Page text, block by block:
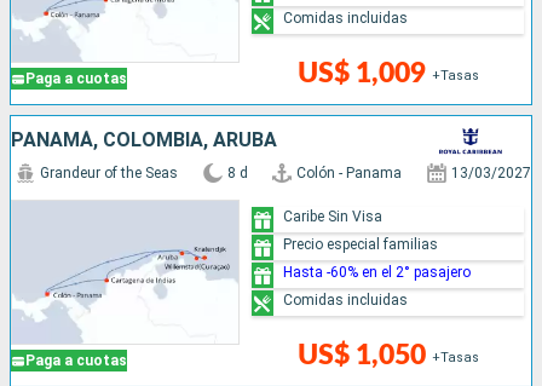
Paga a cuotas US$ 1,009 +Tasas
Comidas incluidas
PANAMÁ, COLOMBIA, ARUBA
Paga a cuotas
Grandeur of the Seas 8 d Colón - Panama 13/03/2027
US$ 1,050 +Tasas
Caribe Sin Visa
Precio especial familias
Hasta -60% en el 2° pasajero
Comidas incluidas